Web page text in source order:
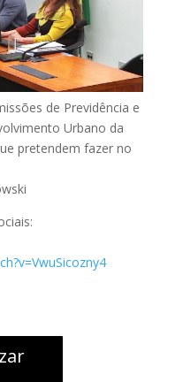
de Previdência e
Urbano da
pretendem fazer no